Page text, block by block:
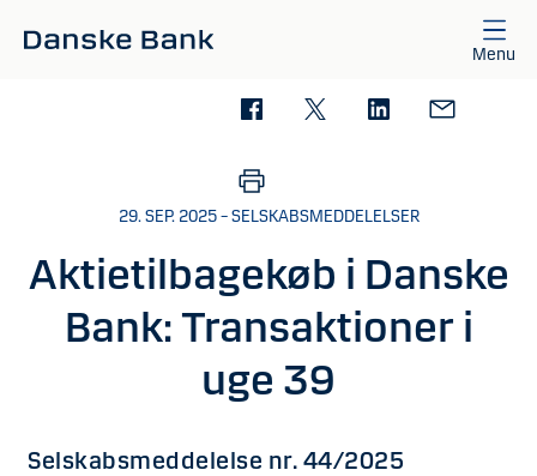
Menu
29. SEP. 2025 – SELSKABSMEDDELELSER
Aktietilbagekøb i Danske
Bank: Transaktioner i
uge 39
Selskabsmeddelelse nr. 44/2025